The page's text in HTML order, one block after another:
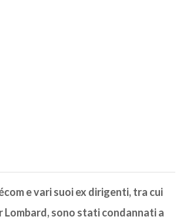
e vari suoi ex dirigenti, tra cui
Lombard, sono stati condannati a